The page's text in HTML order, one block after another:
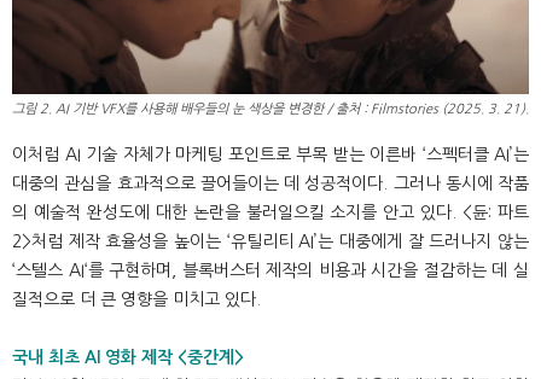
그림 2. AI 기반 VFX를 사용해 배우들의 눈 색상을 변경한 / 출처 : Filmstories (2025. 3. 21).
이처럼 AI 기술 자체가 마케팅 포인트로 부목 받는 이른바 ‘스펙터클 AI’는
대중의 관심을 효과적으로 끌어들이는 데 성공적이다. 그러나 동시에 작품
의 예술적 완성도에 대한 논란을 불러일으킬 소지를 안고 있다. <듄: 파트
2>처럼 제작 효율성을 높이는 ‘유틸리티 AI’는 대중에게 잘 드러나지 않는
‘스텔스 AI‘를 구현하며, 블록버스터 제작의 비용과 시간을 절감하는 데 실
질적으로 더 큰 영향을 미치고 있다.
국내 최초 AI 영화 제작 <중간계>